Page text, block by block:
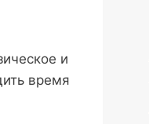
и
время